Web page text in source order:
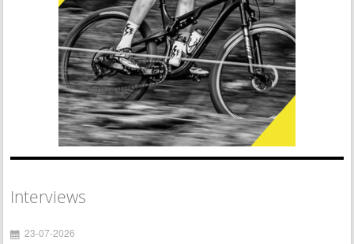
Interviews
23-07-2026